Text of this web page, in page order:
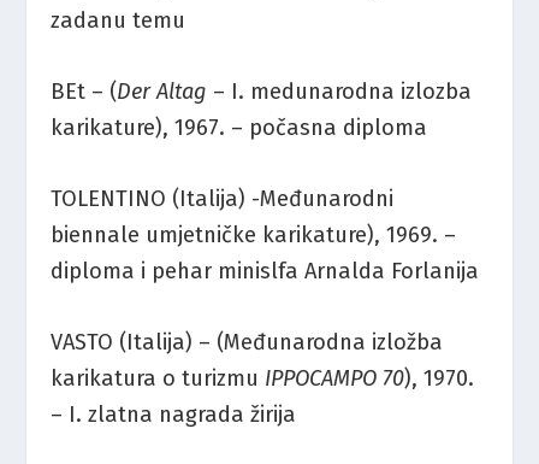
zadanu temu
BEt – (Der Altag – I. medunarodna izlozba
karikature), 1967. – počasna diploma
TOLENTINO (Italija) -Međunarodni
biennale umjetničke karikature), 1969. –
diploma i pehar minislfa Arnalda Forlanija
VASTO (Italija) – (Međunarodna izložba
karikatura o turizmu IPPOCAMPO 70), 1970.
– I. zlatna nagrada žirija